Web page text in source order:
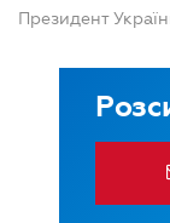
Президент